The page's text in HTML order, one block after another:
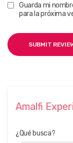
Guarda mi
para la próxima
Amalfi
¿Qué busca?